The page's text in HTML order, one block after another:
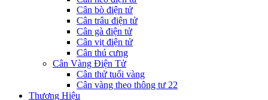
Cân bò điện tử
Cân trâu điện tử
Cân gà điện tử
Cân vịt điện tử
Cân thú cưng
Cân Vàng Điện Tử
Cân thử tuổi vàng
Cân vàng theo thông tư 22
Thương Hiệu